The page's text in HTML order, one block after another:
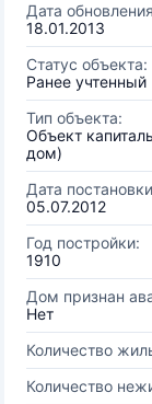
Дата
18.01.2013
Статус объекта:
Ранее учтенный
Тип объекта:
Объект
дом)
Дата
05.07.2012
Год постройки:
1910
Дом признан
Нет
Количество
Количество